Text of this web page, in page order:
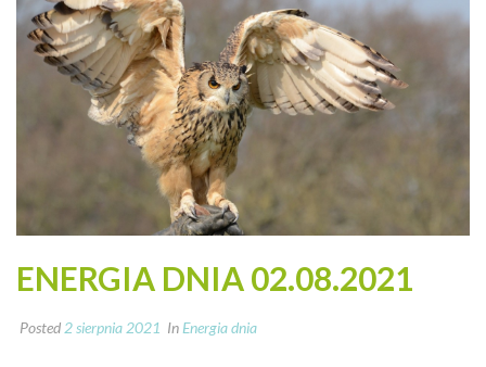
ENERGIA DNIA 02.08.2021
Posted 2 sierpnia 2021 In Energia dnia